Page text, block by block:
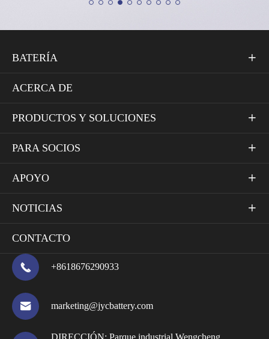
BATERÍA 
ACERCA DE
PRODUCTOS Y SOLUCIONES 
PARA SOCIOS 
APOYO 
NOTICIAS 
CONTACTO
 +8618676290933
 marketing@jycbattery.com
DIRECCIÓN: Parque industrial Wengcheng,